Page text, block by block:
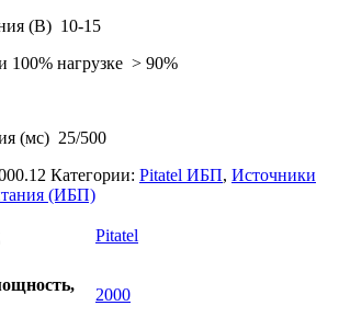
(В) 10-15
100% нагрузке > 90%
(мс) 25/500
Категории: Pitatel ИБП, Источники
(ИБП)
Pitatel
2000